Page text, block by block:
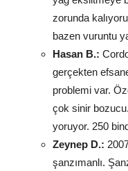
zorunda
bazen vuruntu
Hasan B.:
gerçekten
problemi var.
çok sinir
yoruyor. 250
Zeynep D.:
şanzımanlı.